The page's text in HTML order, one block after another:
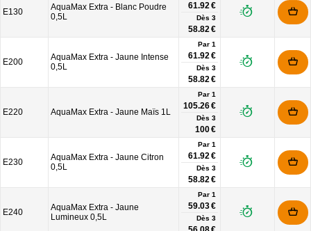
E130
AquaMax Extra - Blanc Poudre
0,5L
61.92 €
Dès 3
58.82 €
E200
AquaMax Extra - Jaune Intense
0,5L
Par 1
61.92 €
Dès 3
58.82 €
E220 AquaMax Extra - Jaune Maïs 1L
Par 1
105.26 €
Dès 3
100 €
E230
AquaMax Extra - Jaune Citron
0,5L
Par 1
61.92 €
Dès 3
58.82 €
E240
AquaMax Extra - Jaune
Lumineux 0,5L
Par 1
59.03 €
Dès 3